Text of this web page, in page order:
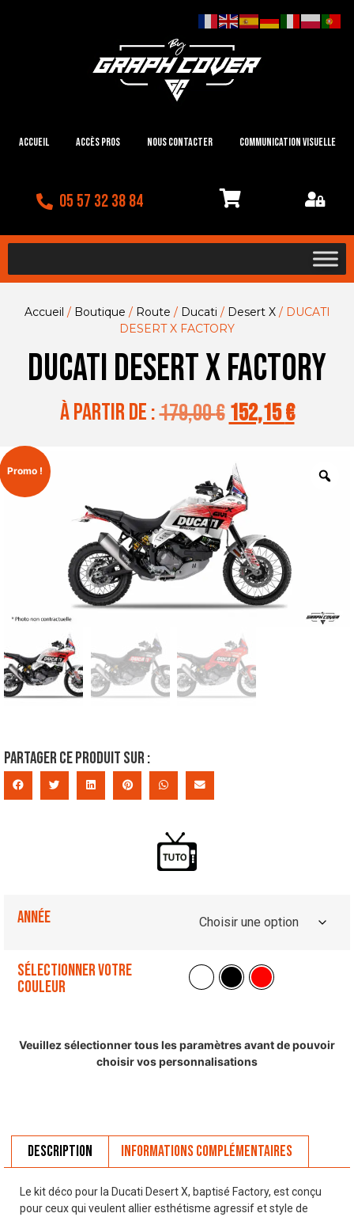
Accueil Accès Pros Nous contacter Communication visuelle
05 57 32 38 84
Accueil / Boutique / Route / Ducati / Desert X/ DUCATI
DESERT X FACTORY
DUCATI DESERT X FACTORY
à partir de :179,00€ 152,15€
Promo !
Partager ce produit sur :
Année
Sélectionner votre
couleur
Veuillez sélectionner tous les paramètres avant de pouvoir
choisir vos personnalisations
Description Informations complémentaires
Le kit déco pour la Ducati Desert X, baptisé Factory, est conçu
pour ceux qui veulent allier esthétisme agressif et style de